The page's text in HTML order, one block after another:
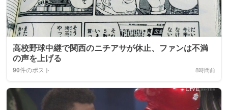
高校野球中継で関西のニチアサが休止、ファンは不満
の声を上げる
90件のポスト 8時間前